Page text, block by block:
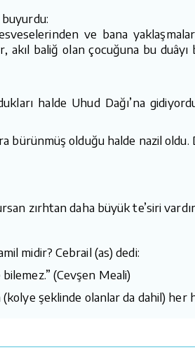
ve bana
akıl baliğ olan çocuğuna bu
halde Uhud Dağı’na
bürünmüş olduğu halde nazil oldu.
zırhtan daha büyük te’siri
midir? Cebrail (as) dedi:
bilemez.” (Cevşen Meali)
şeklinde olanlar da dahil) her